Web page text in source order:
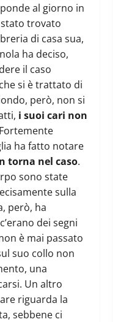
al giorno in
trovato
di casa sua,
ha deciso,
il caso
si è trattato di
però, non si
i suoi cari non
ha fatto notare
torna nel caso.
sono state
sulla
però, ha
dei segni
è mai passato
suo collo non
una
Un altro
riguarda la
sebbene ci